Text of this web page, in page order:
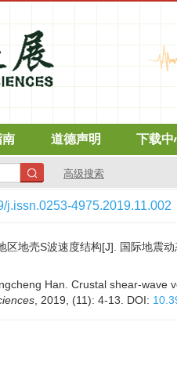
南 道德声明 下载中
高级搜索
j.issn.0253-4975.2019.11.002
地壳S波速度结构[J]. 国际地震
Han. Crustal shear-wave
, 2019, (11): 4-13. DOI: